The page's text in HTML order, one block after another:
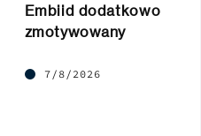
Embiid dodatkowo
zmotywowany
7/8/2026